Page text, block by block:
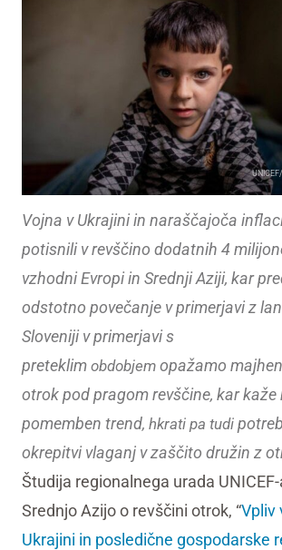
Vojna v Ukrajini in naraščajoča
potisnili v revščino dodatnih 4
vzhodni Evropi in Srednji Aziji, kar
odstotno povečanje v primerjavi z
Sloveniji v primerjavi s
preteklim obdobjem opažamo
otrok pod pragom revščine, kar kaže
pomemben trend, hkrati pa tudi
okrepitvi vlaganj v zaščito družin z
Študija regionalnega urada
Srednjo Azijo o revščini otrok, “Vpliv
Ukrajini in posledične gospodarske